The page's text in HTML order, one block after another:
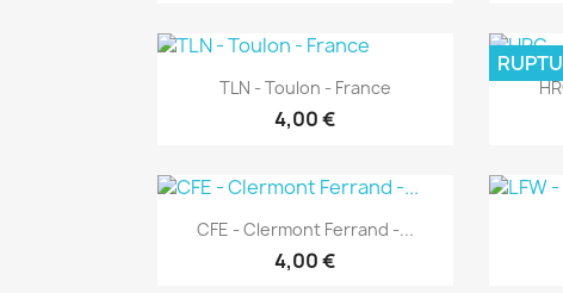
 Aperçu rapide
TLN - Toulon - France
4,00 €
Aperçu rapide
CFE - Clermont Ferrand -...
4,00 €